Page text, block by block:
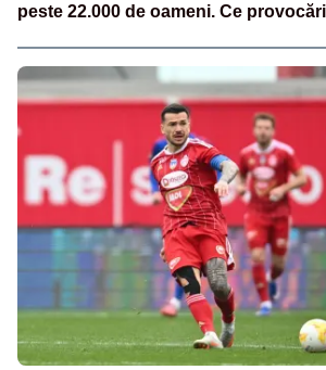
peste 22.000 de oameni. Ce